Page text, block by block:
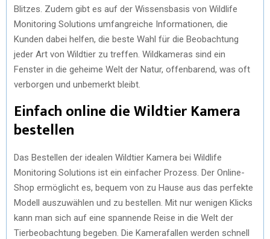
Blitzes. Zudem gibt es auf der Wissensbasis von Wildlife
Monitoring Solutions umfangreiche Informationen, die
Kunden dabei helfen, die beste Wahl für die Beobachtung
jeder Art von Wildtier zu treffen. Wildkameras sind ein
Fenster in die geheime Welt der Natur, offenbarend, was oft
verborgen und unbemerkt bleibt.
Einfach online die Wildtier Kamera
bestellen
Das Bestellen der idealen Wildtier Kamera bei Wildlife
Monitoring Solutions ist ein einfacher Prozess. Der Online-
Shop ermöglicht es, bequem von zu Hause aus das perfekte
Modell auszuwählen und zu bestellen. Mit nur wenigen Klicks
kann man sich auf eine spannende Reise in die Welt der
Tierbeobachtung begeben. Die Kamerafallen werden schnell